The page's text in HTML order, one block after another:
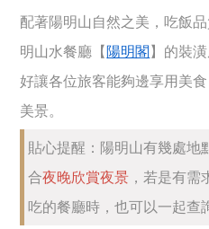
配著陽明山自然之美，吃飯
明山水餐廳【 陽明閣 】的裝
好讓各位旅客能夠邊享用美
美景。
貼心提醒：陽明山有幾處地
合夜晚欣賞夜景 ，若是有
吃的餐廳時，也可以一起查